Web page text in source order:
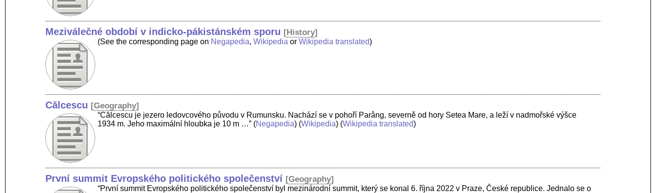
Meziválečné období v indicko-pákistánském sporu [History]
(See the corresponding page on Negapedia,Wikipedia orWikipedia translated)
Călcescu [Geography]
“Călcescu je jezero ledovcového původu v Rumunsku. Nachází se v pohoří Parâng, severně od hory Setea Mare, a leží v nadmořské výšce
1934 m. Jeho maximální hloubka je 10 m …” (Negapedia) (Wikipedia) (Wikipedia translated)
První summit Evropského politického společenství [Geography]
“První summit Evropského politického společenství byl mezinárodní summit, který se konal 6. října 2022 v Praze, České republice. Jednalo se o